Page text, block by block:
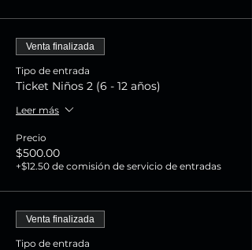
Venta finalizada
Tipo de entrada
Ticket Niños 2 (6 - 12 años)
Leer más
Precio
$500.00
+$12.50 de comisión de servicio de entradas
Venta finalizada
Tipo de entrada